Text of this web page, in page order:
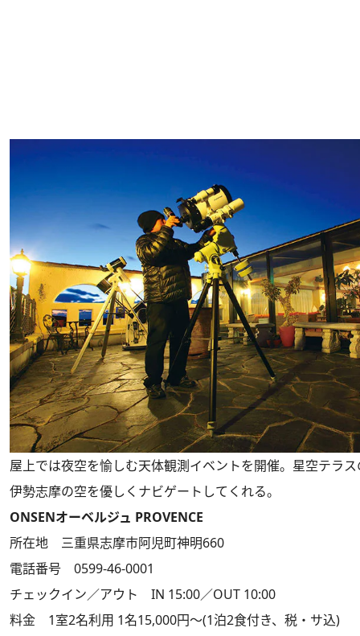
屋上では夜空を愉しむ天体観測イベントを開催。星空テラ
伊勢志摩の空を優しくナビゲートしてくれる。
ONSENオーベルジュ PROVENCE
所在地 三重県志摩市阿児町神明660
電話番号 0599-46-0001
チェックイン／アウト IN 15:00／OUT 10:00
料金 1室2名利用 1名15,000円～(1泊2食付き、税・サ込)